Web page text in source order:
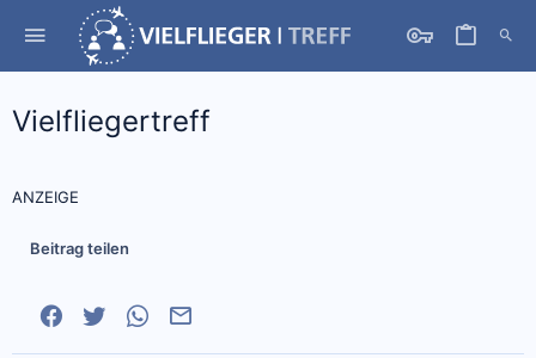
Vielfliegertreff
ANZEIGE
Beitrag teilen
Facebook
Twitter WhatsApp